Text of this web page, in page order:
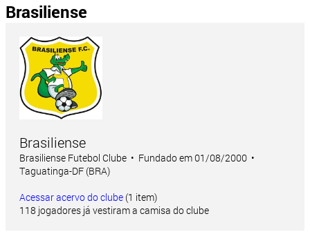
Brasiliense
Brasiliense
Brasiliense Futebol Clube • Fundado em 01/08/2000 •
Taguatinga-DF (BRA)
Acessar acervo do clube (1 item)
118 jogadores já vestiram a camisa do clube